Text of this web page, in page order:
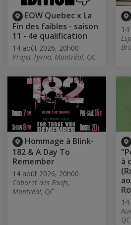
EOW Quebec x La
Fin des faibles - saison
11 - 4e qualification
14 août 2026, 20h00
Projet Tyxna, Montréal, QC
Hommage à Blink-
182 & A Day To
Remember
14 août 2026, 20h00
Cabaret des Foufs,
Montréal, QC
à
QC